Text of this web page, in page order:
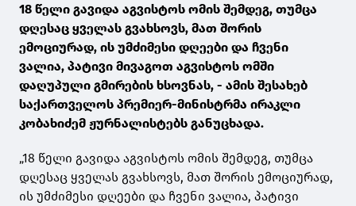
18 წელი გავიდა აგვისტოს ომის შემდეგ, თუმცა
დღესაც ყველას გვახსოვს, მათ შორის
ემოციურად, ის უმძიმესი დღეები და ჩვენი
ვალია, პატივი მივაგოთ აგვისტოს ომში
დაღუპული გმირების ხსოვნას, - ამის შესახებ
საქართველოს პრემიერ-მინისტრმა ირაკლი
კობახიძემ ჟურნალისტებს განუცხადა.
„18 წელი გავიდა აგვისტოს ომის შემდეგ, თუმცა
დღესაც ყველას გვახსოვს, მათ შორის ემოციურად,
ის უმძიმესი დღეები და ჩვენი ვალია, პატივი